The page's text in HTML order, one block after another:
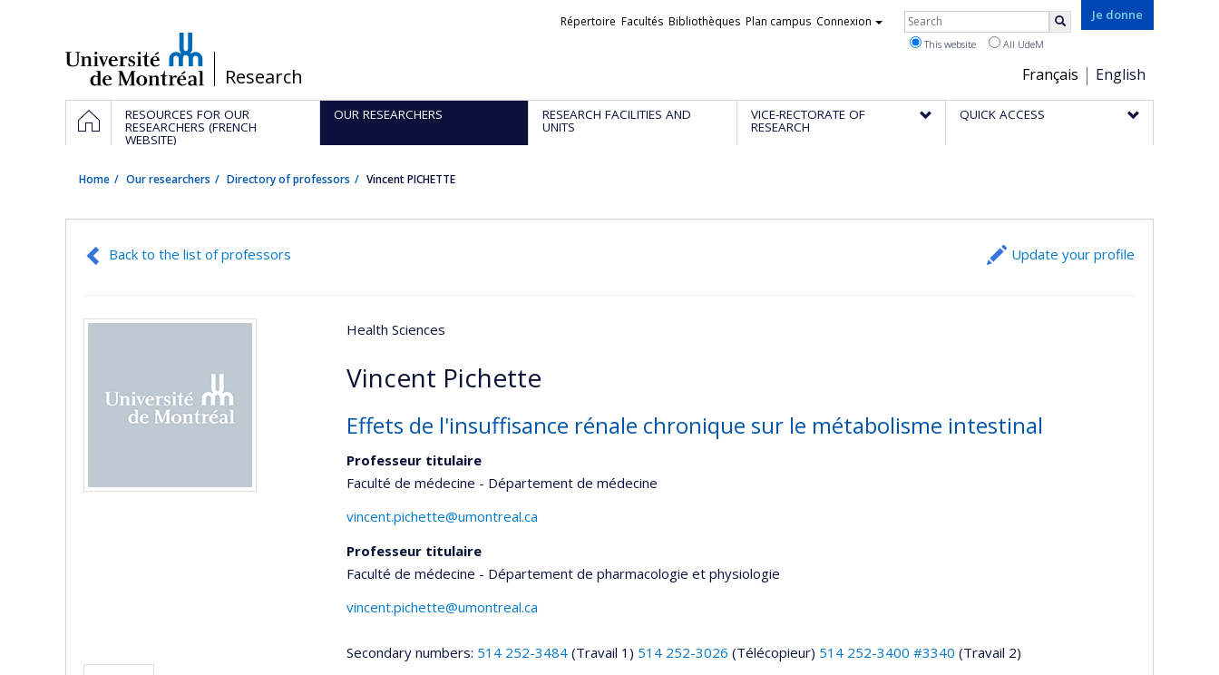
/Research
Je donne
Choix
de
la
Français English
Liens
Répertoire Facultés Bibliothèques Plan campus Connexion Rechercher
This website All UdeM
Navigation
principale
HOMERESOURCES FOR OUR
RESEARCHERS (FRENCH
WEBSITE)
OUR RESEARCHERS RESEARCH FACILITIES AND
UNITS
VICE-RECTORATE OF
RESEARCH
QUICK ACCESS
Home Our researchers Directory of professors Vincent PICHETTE
Back to the list of professors Update your profile
Health Sciences
Vincent Pichette
Effets de l'insuffisance rénale chronique sur le métabolisme intestinal
Professeur titulaire
Faculté de médecine - Département de médecine
vincent.pichette@umontreal.ca
Professeur titulaire
Faculté de médecine - Département de pharmacologie et physiologie
vincent.pichette@umontreal.ca
Secondary numbers: 514 252-3484 (Travail 1) 514 252-3026 (Télécopieur) 514 252-3400 #3340 (Travail 2)